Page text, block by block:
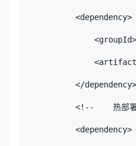
            <dependency>
            </dependency>
<!--    热部
            <dependency>